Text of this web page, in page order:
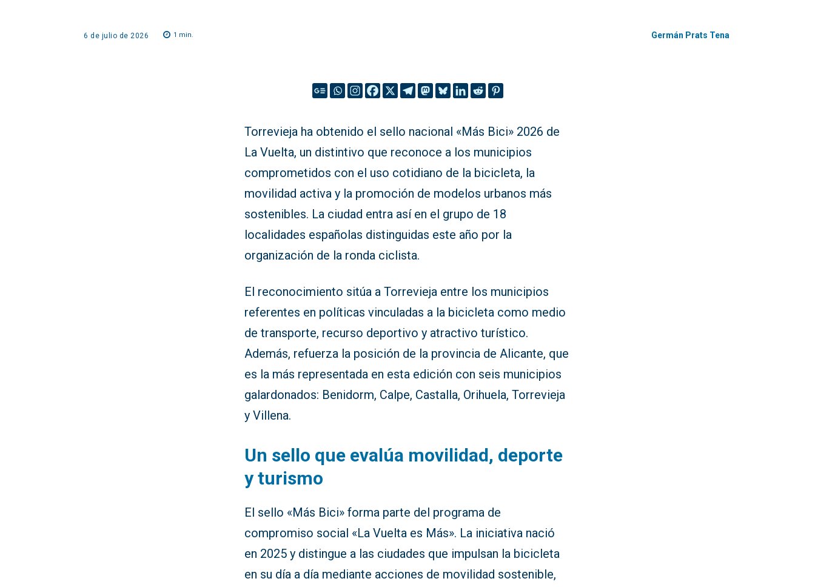
6 de julio de 2026 1 min. Germán Prats Tena
Torrevieja ha obtenido el sello nacional «Más Bici» 2026 de
La Vuelta, un distintivo que reconoce a los municipios
comprometidos con el uso cotidiano de la bicicleta, la
movilidad activa y la promoción de modelos urbanos más
sostenibles. La ciudad entra así en el grupo de 18
localidades españolas distinguidas este año por la
organización de la ronda ciclista.
El reconocimiento sitúa a Torrevieja entre los municipios
referentes en políticas vinculadas a la bicicleta como medio
de transporte, recurso deportivo y atractivo turístico.
Además, refuerza la posición de la provincia de Alicante, que
es la más representada en esta edición con seis municipios
galardonados: Benidorm, Calpe, Castalla, Orihuela, Torrevieja
y Villena.
Un sello que evalúa movilidad, deporte
y turismo
El sello «Más Bici» forma parte del programa de
compromiso social «La Vuelta es Más». La iniciativa nació
en 2025 y distingue a las ciudades que impulsan la bicicleta
en su día a día mediante acciones de movilidad sostenible,